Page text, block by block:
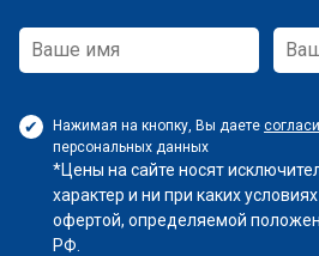
Нажимая на кнопку, Вы даете
персональных данных
*Цены на сайте носят
характер и ни при каких
офертой, определяемой
РФ.